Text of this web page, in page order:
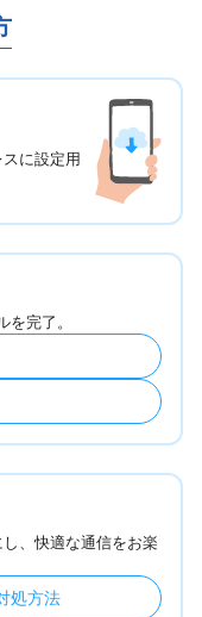
に設定用
完了。
、快適な通信をお楽
処方法